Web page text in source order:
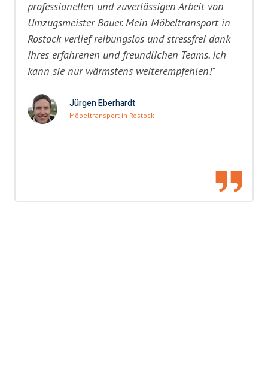
professionellen und zuverlässigen Arbeit von
Umzugsmeister Bauer. Mein Möbeltransport in
Rostock verlief reibungslos und stressfrei dank
ihres erfahrenen und freundlichen Teams. Ich
kann sie nur wärmstens weiterempfehlen!"
Jürgen Eberhardt
Möbeltransport in Rostock